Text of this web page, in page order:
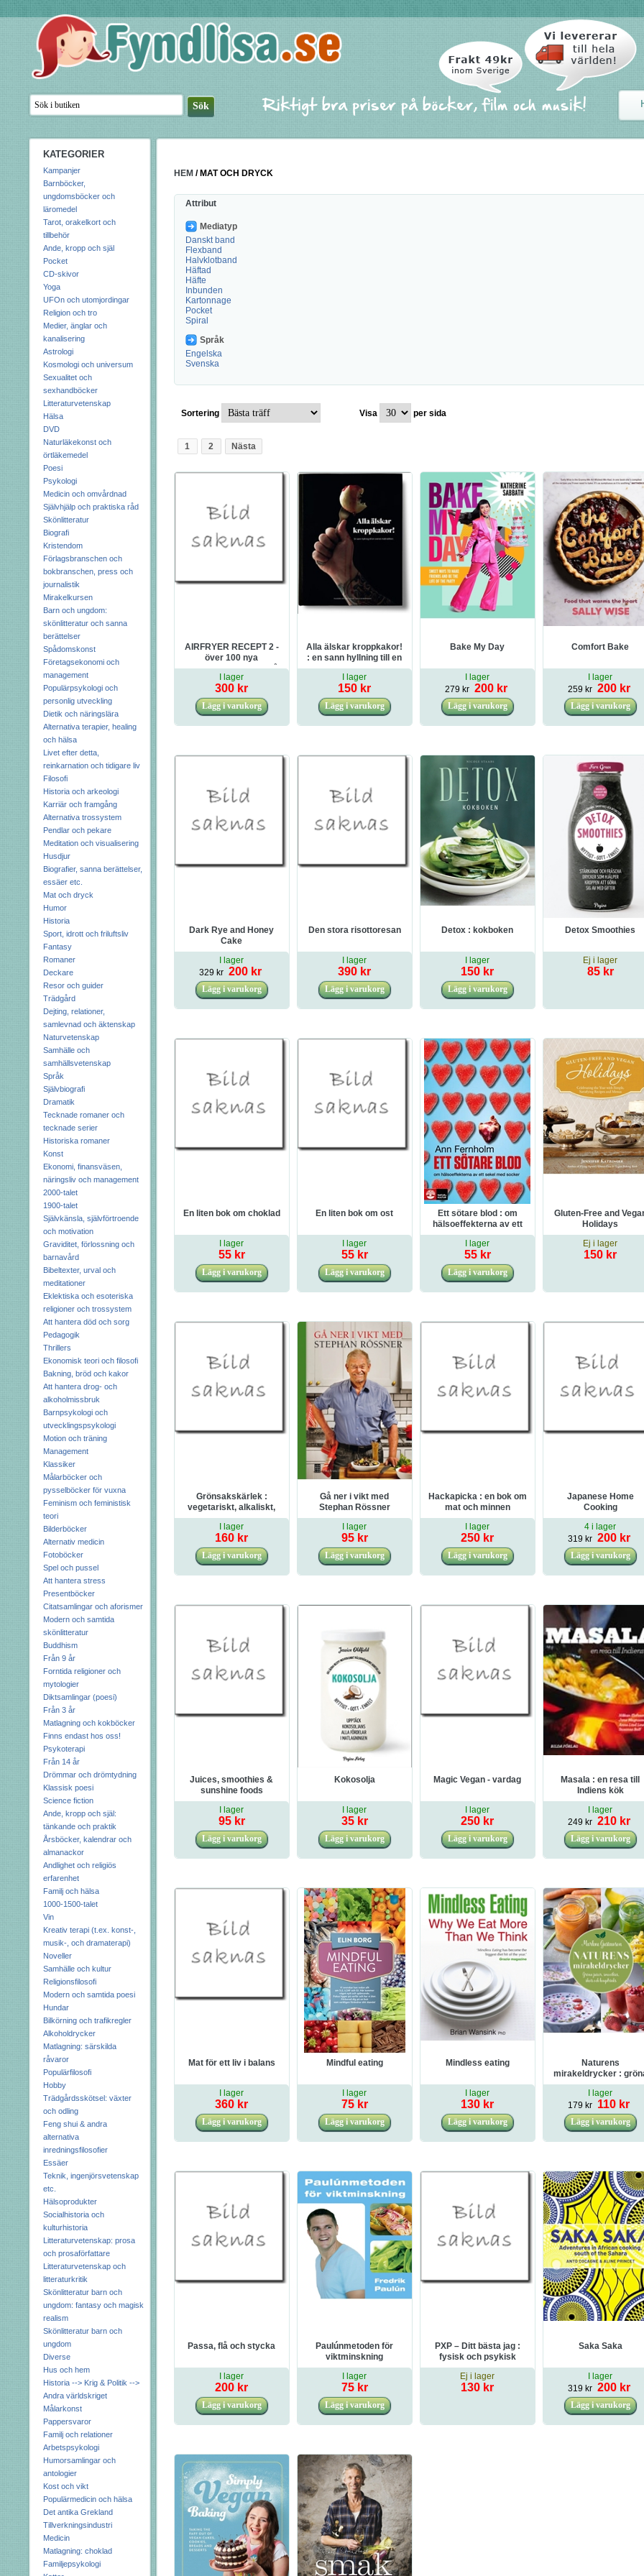
KATEGORIER
Kampanjer
Barnböcker,
ungdomsböcker och
läromedel
Tarot, orakelkort och
tillbehör
Ande, kropp och själ
Pocket
CD-skivor
Yoga
UFOn och utomjordingar
Religion och tro
Medier, änglar och
kanalisering
Astrologi
Kosmologi och universum
Sexualitet och
sexhandböcker
Litteraturvetenskap
Hälsa
DVD
Naturläkekonst och
örtläkemedel
Poesi
Psykologi
Medicin och omvårdnad
Självhjälp och praktiska råd
Skönlitteratur
Biografi
Kristendom
Förlagsbranschen och
bokbranschen, press och
journalistik
Mirakelkursen
Barn och ungdom:
skönlitteratur och sanna
berättelser
Spådomskonst
Företagsekonomi och
management
Populärpsykologi och
personlig utveckling
Dietik och näringslära
Alternativa terapier, healing
och hälsa
Livet efter detta,
reinkarnation och tidigare liv
Filosofi
Historia och arkeologi
Karriär och framgång
Alternativa trossystem
Pendlar och pekare
Meditation och visualisering
Husdjur
Biografier, sanna berättelser,
essäer etc.
Mat och dryck
Humor
Historia
Sport, idrott och friluftsliv
Fantasy
Romaner
Deckare
Resor och guider
Trädgård
Dejting, relationer,
samlevnad och äktenskap
Naturvetenskap
Samhälle och
samhällsvetenskap
Språk
Självbiografi
Dramatik
Tecknade romaner och
tecknade serier
Historiska romaner
Konst
Ekonomi, finansväsen,
näringsliv och management
2000-talet
1900-talet
Självkänsla, självförtroende
och motivation
Graviditet, förlossning och
barnavård
Bibeltexter, urval och
meditationer
Eklektiska och esoteriska
religioner och trossystem
Att hantera död och sorg
Pedagogik
Thrillers
Ekonomisk teori och filosofi
Bakning, bröd och kakor
Att hantera drog- och
alkoholmissbruk
Barnpsykologi och
utvecklingspsykologi
Motion och träning
Management
Klassiker
Målarböcker och
pysselböcker för vuxna
Feminism och feministisk
teori
Bilderböcker
Alternativ medicin
Fotoböcker
Spel och pussel
Att hantera stress
Presentböcker
Citatsamlingar och aforismer
Modern och samtida
skönlitteratur
Buddhism
Från 9 år
Forntida religioner och
mytologier
Diktsamlingar (poesi)
Från 3 år
Matlagning och kokböcker
Finns endast hos oss!
Psykoterapi
Från 14 år
Drömmar och drömtydning
Klassisk poesi
Science fiction
Ande, kropp och själ:
tänkande och praktik
Årsböcker, kalendrar och
almanackor
Andlighet och religiös
erfarenhet
Familj och hälsa
1000-1500-talet
Vin
Kreativ terapi (t.ex. konst-,
musik-, och dramaterapi)
Noveller
Samhälle och kultur
Religionsfilosofi
Modern och samtida poesi
Hundar
Bilkörning och trafikregler
Alkoholdrycker
Matlagning: särskilda
råvaror
Populärfilosofi
Hobby
Trädgårdsskötsel: växter
och odling
Feng shui & andra
alternativa
inredningsfilosofier
Essäer
Teknik, ingenjörsvetenskap
etc.
Hälsoprodukter
Socialhistoria och
kulturhistoria
Litteraturvetenskap: prosa
och prosaförfattare
Litteraturvetenskap och
litteraturkritik
Skönlitteratur barn och
ungdom: fantasy och magisk
realism
Skönlitteratur barn och
ungdom
Diverse
Hus och hem
Historia --> Krig & Politik -->
Andra världskriget
Målarkonst
Pappersvaror
Familj och relationer
Arbetspsykologi
Humorsamlingar och
antologier
Kost och vikt
Populärmedicin och hälsa
Det antika Grekland
Tillverkningsindustri
Medicin
Matlagning: choklad
Familjepsykologi
HEM / MAT OCH DRYCK
Attribut
Mediatyp
Danskt band
Flexband
Halvklotband
Häftad
Häfte
Inbunden
Kartonnage
Pocket
Spiral
Språk
Engelska
Svenska
Sortering Visa per sida
1 2 Nästa
AIRFRYER RECEPT 2 -
över 100 nya
inspirerande recept på
läcker vardagsmat
I lager
300 kr
Alla älskar kroppkakor!
: en sann hyllning till en
svensk mattradition
I lager
150 kr
Bake My Day
I lager
279 kr 200 kr
Comfort Bake
I lager
259 kr 200 kr
Dark Rye and Honey
Cake
I lager
329 kr 200 kr
Den stora risottoresan
I lager
390 kr
Detox : kokboken
I lager
150 kr
Detox Smoothies
Ej i lager
85 kr
En liten bok om choklad
I lager
55 kr
En liten bok om ost
I lager
55 kr
Ett sötare blod : om
hälsoeffekterna av ett
sekel med socker
I lager
55 kr
Gluten-Free and
Holidays
Ej i lager
150 kr
Grönsakskärlek :
vegetariskt, alkaliskt,
raw food
I lager
160 kr
Gå ner i vikt med
Stephan Rössner
I lager
95 kr
Hackapicka : en bok om
mat och minnen
I lager
250 kr
Japanese Home
Cooking
4 i lager
319 kr 200 kr
Juices, smoothies &
sunshine foods
I lager
95 kr
Kokosolja
I lager
35 kr
Magic Vegan - vardag
I lager
250 kr
Masala : en resa till
Indiens kök
I lager
249 kr 210 kr
Mat för ett liv i balans
I lager
360 kr
Mindful eating
I lager
75 kr
Mindless eating
I lager
130 kr
Naturens
mirakeldrycker :
juicer, smoothies,
och longdrinks
I lager
179 kr 110 kr
Passa, flå och stycka
I lager
200 kr
Paulúnmetoden för
viktminskning
I lager
75 kr
PXP – Ditt bästa jag :
fysisk och psykisk
hälsa med PXP-
metoden
Ej i lager
130 kr
Saka Saka
I lager
319 kr 200 kr